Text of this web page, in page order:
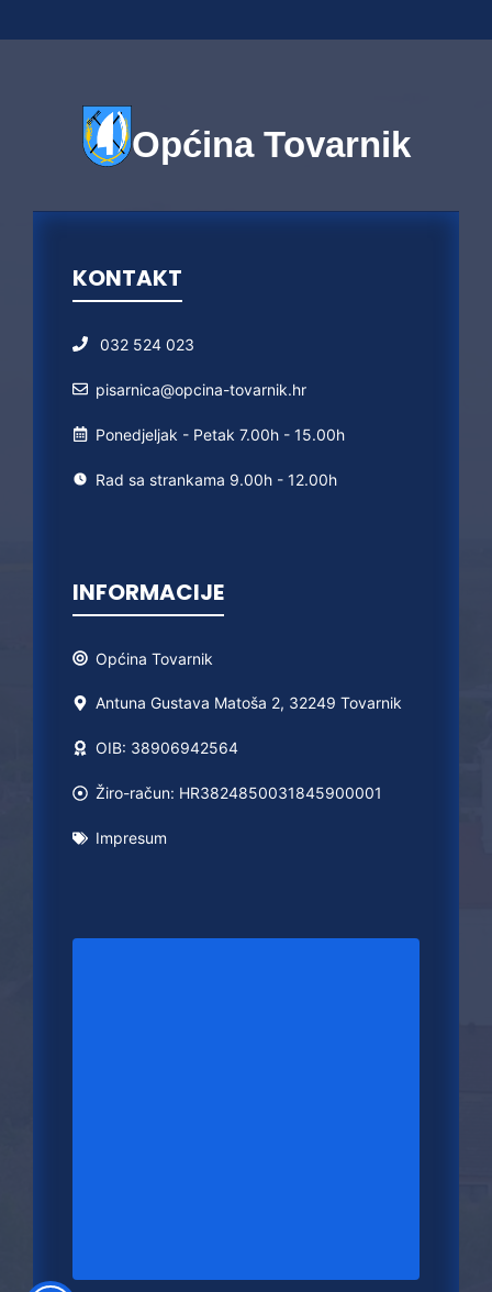
Općina Tovarnik
KONTAKT
032 524 023
pisarnica@opcina-tovarnik.hr
Ponedjeljak - Petak 7.00h - 15.00h
Rad sa strankama 9.00h - 12.00h
INFORMACIJE
Općina Tovarnik
Antuna Gustava Matoša 2, 32249 Tovarnik
OIB: 38906942564
Žiro-račun: HR3824850031845900001
Impresum